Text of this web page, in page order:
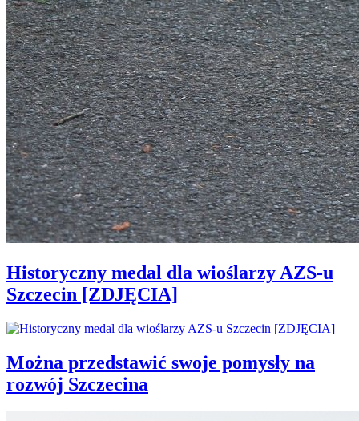
Historyczny medal dla wioślarzy AZS-u
Szczecin [ZDJĘCIA]
Można przedstawić swoje pomysły na
rozwój Szczecina